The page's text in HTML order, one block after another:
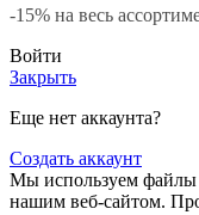
-15% на весь
Войти
Закрыть
Еще нет аккаунта?
Создать аккаунт
Мы используем файлы
нашим веб-сайтом.